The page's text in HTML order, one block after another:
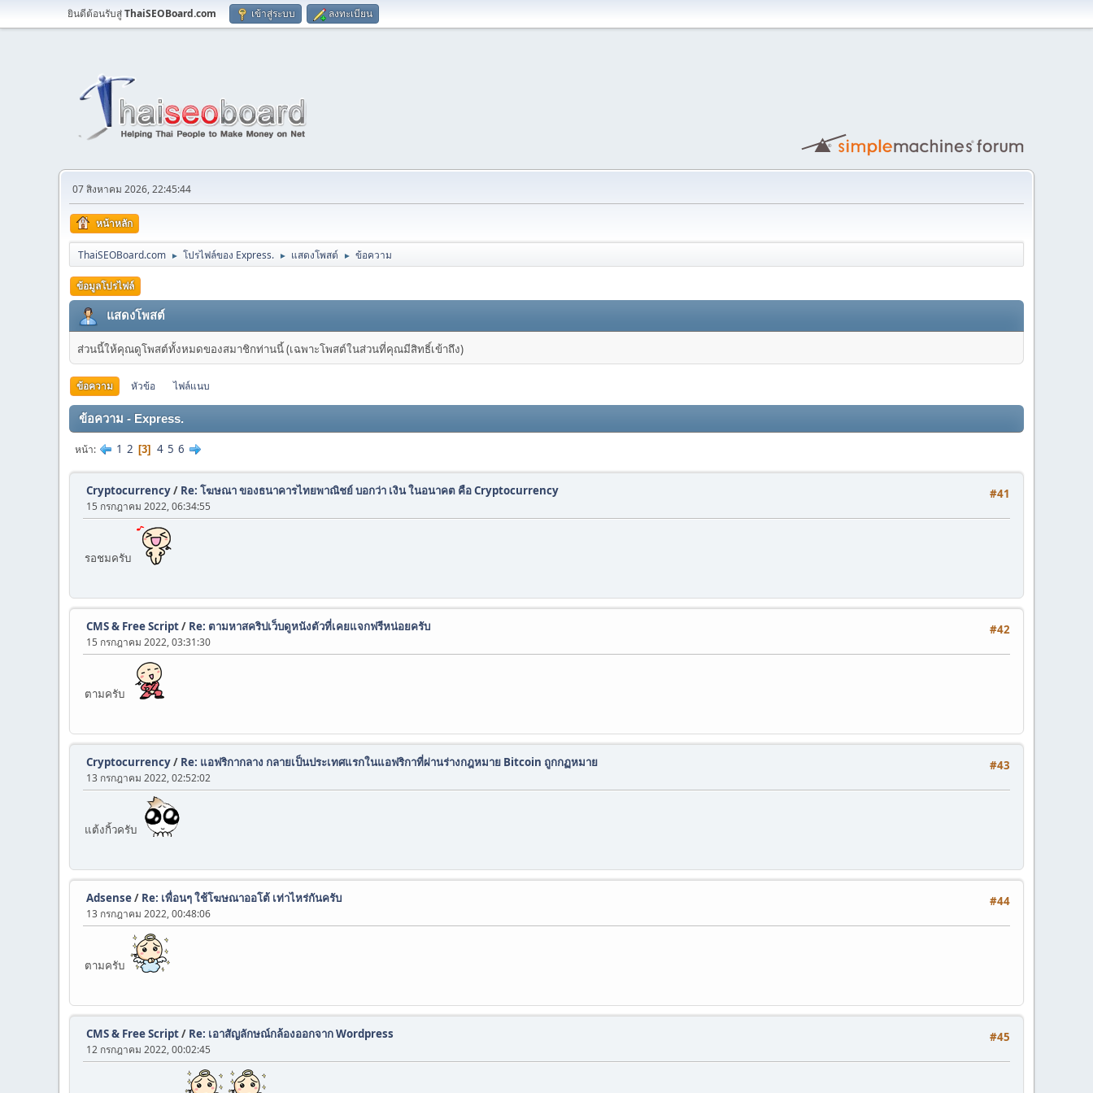
ยินดีต้อนรับสู่ThaiSEOBoard.com เข้าสู่ระบบ ลงทะเบียน
07 สิงหาคม 2026, 22:45:44
หน้าหลัก
ThaiSEOBoard.com ► โปรไฟล์ของ Express. ► แสดงโพสต์ ► ข้อความ
ข้อมูลโปรไฟล์
แสดงโพสต์
ส่วนนี้ให้คุณดูโพสต์ทั้งหมดของสมาชิกท่านนี้ (เฉพาะโพสต์ในส่วนที่คุณมีสิทธิ์เข้าถึง)
ข้อความ หัวข้อ ไฟล์แนบ
ข้อความ - Express.
หน้า 1 2 3 4 5 6
#41
Cryptocurrency/ Re: โฆษณา ของธนาคารไทยพาณิชย์ บอกว่า เงิน ในอนาคต คือ Cryptocurrency
15 กรกฎาคม 2022, 06:34:55
รอชมครับ
#42
CMS & Free Script/ Re: ตามหาสคริปเว็บดูหนังตัวที่เคยแจกฟรีหน่อยครับ
15 กรกฎาคม 2022, 03:31:30
ตามครับ
#43
Cryptocurrency/ Re: แอฟริกากลาง กลายเป็นประเทศแรกในแอฟริกาที่ผ่านร่างกฎหมาย Bitcoin ถูกกฏหมาย
13 กรกฎาคม 2022, 02:52:02
แต้งกิ้วครับ
#44
Adsense/ Re: เพื่อนๆ ใช้โฆษณาออโต้ เท่าไหร่กันครับ
13 กรกฎาคม 2022, 00:48:06
ตามครับ
#45
CMS & Free Script/ Re: เอาสัญลักษณ์กล้องออกจาก Wordpress
12 กรกฎาคม 2022, 00:02:45